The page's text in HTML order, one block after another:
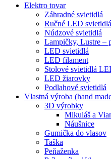
Elektro tovar
Záhradné svietidlá
Ručné LED svietidlá
Núdzové svietidlá
Lampičky, Lustre –
LED svietidlá
LED filament
Stolové svietidlá
LED žiarovky
Podlahové svietidlá
Vlastná výroba (hand
3D výrobky
Mikuláš a
Náušnice
Gumička do vlasov
Taška
Peňaženka